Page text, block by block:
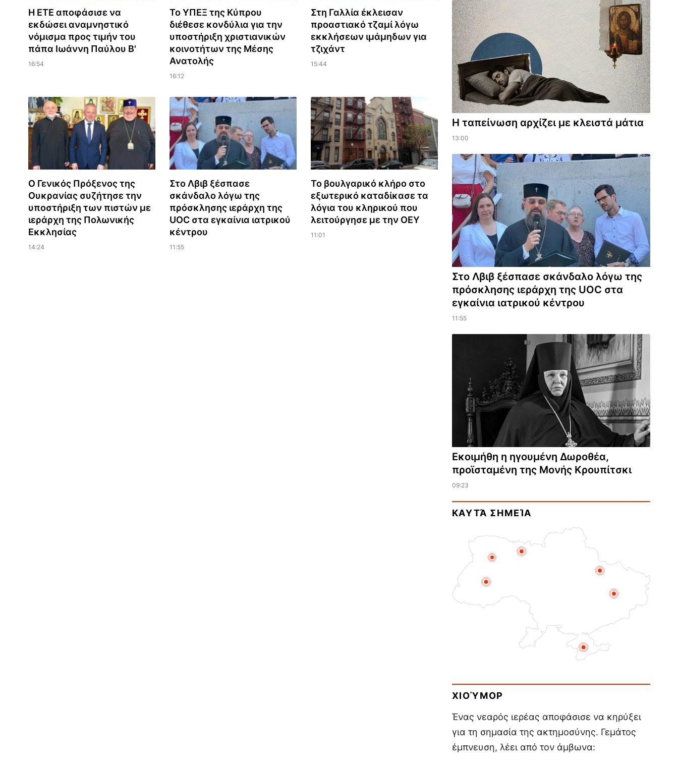
Η ΕΤΕ αποφάσισε να
εκδώσει αναμνηστικό
νόμισμα προς τιμήν του
πάπα Ιωάννη Παύλου Β'
16:54
Το ΥΠΕΞ της Κύπρου
διέθεσε κονδύλια για την
υποστήριξη χριστιανικών
κοινοτήτων της Μέσης
Ανατολής
16:12
Στη Γαλλία έκλεισαν
προαστιακό τζαμί λόγω
εκκλήσεων ιμάμηδων για
τζιχάντ
15:44
Ο Γενικός Πρόξενος της
Ουκρανίας συζήτησε την
υποστήριξη των πιστών με
ιεράρχη της Πολωνικής
Εκκλησίας
14:24
Στο Λβιβ ξέσπασε
σκάνδαλο λόγω της
πρόσκλησης ιεράρχη της
UOC στα εγκαίνια ιατρικού
κέντρου
11:55
Το βουλγαρικό κλήρο στο
εξωτερικό καταδίκασε τα
λόγια του κληρικού που
λειτούργησε με την ΟΕΥ
11:01
Η ταπείνωση αρχίζει με κλειστά μάτια
13:00
Στο Λβιβ ξέσπασε σκάνδαλο λόγω της
πρόσκλησης ιεράρχη της UOC στα
εγκαίνια ιατρικού κέντρου
11:55
Εκοιμήθη η ηγουμένη Δωροθέα,
προϊσταμένη της Μονής Κρουπίτσκι
09:23
ΚΑΥΤΆ ΣΗΜΕΊΑ
ΧΙΟΎΜΟΡ
Ένας νεαρός ιερέας αποφάσισε να κηρύξει
για τη σημασία της ακτημοσύνης. Γεμάτος
έμπνευση, λέει από τον άμβωνα: